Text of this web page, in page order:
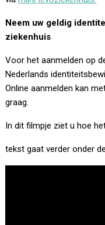
Neem uw geldig
ziekenhuis
Voor het aanmelden op
Nederlands
Online aanmelden kan
graag.
In dit filmpje ziet u hoe
tekst gaat verder onder